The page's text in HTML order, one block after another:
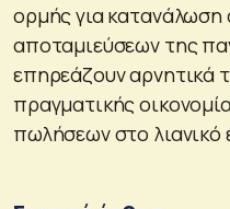
ορμής για
αποταμιεύσεων της
επηρεάζουν αρνητικά
πραγματικής
πωλήσεων στο λιανικό